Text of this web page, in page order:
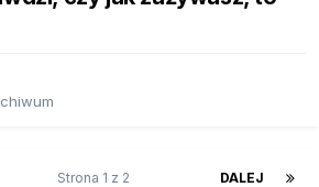
DALEJ
Strona 1 z 2